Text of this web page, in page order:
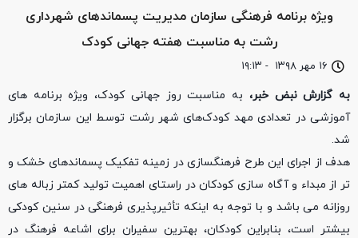
۱۶ مهر ۱۳۹۸ - ۱۹:۱۳
ویژه برنامه فرهنگی سازمان مدیریت پسماندهای شهرداری
رشت به مناسبت هفته جهانی کودک
به گزارش نبض خبر، به مناسبت روز جهانی کودک، ویژه برنامه های
آموزشی در تعدادی مهد کودک‌های شهر رشت توسط این سازمان برگزار
شد.
هدف از اجرای این طرح فرهنگسازی در زمینه تفکیک پسماندهای خشک و
تر از مبداء و آگاه سازی کودکان در راستای اهمیت تولید کمتر زباله های
روزانه می باشد و با توجه به اینکه تأثیرپذیری فرهنگی در سنین کودکی
بیشتر است، بنابراین کودکان، بهترین سفیران برای اشاعه فرهنگ در